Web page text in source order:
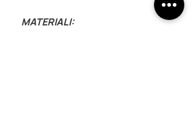
MATERIALI: